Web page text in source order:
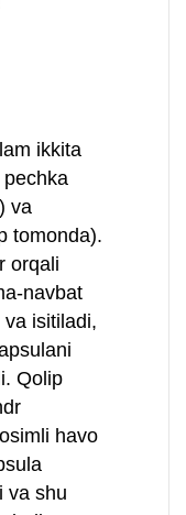
ikkita
va
tomonda).
orqali
navbat
va isitiladi,
Qolip
havo
va shu